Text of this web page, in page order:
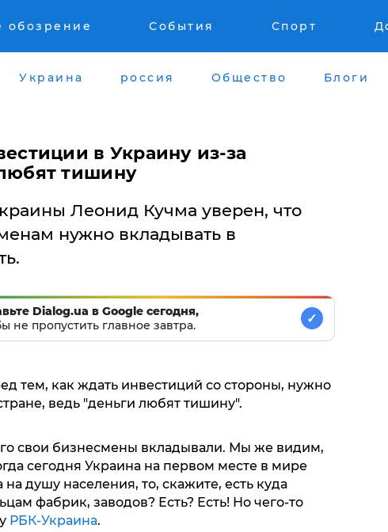
обозрение События Спорт
Украина россия Общество Блоги
в Украину из-за
тишину
Леонид Кучма уверен, что
нужно вкладывать в
Dialog.ua в Google сегодня,
не пропустить главное завтра.
✓
тем, как ждать инвестиций со стороны, нужно
ведь "деньги любят тишину".
свои бизнесмены вкладывали. Мы же видим,
сегодня Украина на первом месте в мире
душу населения, то, скажите, есть куда
фабрик, заводов? Есть? Есть! Но чего-то
РБК-Украина.